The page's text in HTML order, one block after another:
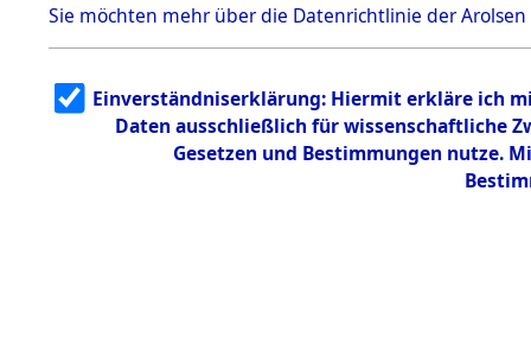
Bayerisches
1.2.9.3
Effekten aus
dem KZ
Neuengamm Einen Kommentar
Sie möchten mehr über die Datenrichtlinie der Arolsen
Einverständniserklärung: Hiermit erkläre ich
Daten ausschließlich für wissenschaftliche
Gesetzen und Bestimmungen nutze.